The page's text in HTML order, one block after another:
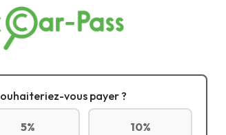
vous payer ?
5% 10%